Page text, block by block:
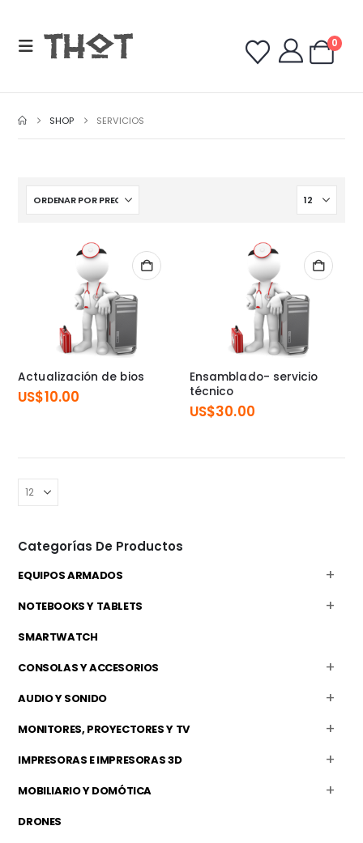
0
SHOP SERVICIOS
Actualización de bios
US$10.00
Ensamblado- servicio
técnico
US$30.00
Categorías De Productos
EQUIPOS ARMADOS
NOTEBOOKS Y TABLETS
SMARTWATCH
CONSOLAS Y ACCESORIOS
AUDIO Y SONIDO
MONITORES, PROYECTORES Y TV
IMPRESORAS E IMPRESORAS 3D
MOBILIARIO Y DOMÓTICA
DRONES